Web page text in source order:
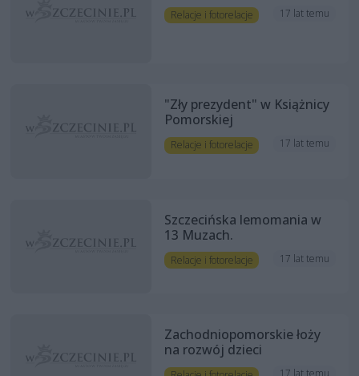
Relacje i fotorelacje 17 lat temu
"Zły prezydent" w Książnicy
Pomorskiej
Relacje i fotorelacje 17 lat temu
Szczecińska lemomania w
13 Muzach.
Relacje i fotorelacje 17 lat temu
Zachodniopomorskie łoży
na rozwój dzieci
17 lat temu